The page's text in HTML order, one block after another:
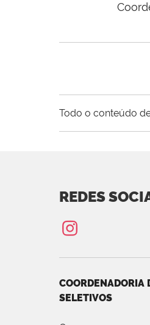
Todo o conteúdo
REDES
COORDENADORIA
SELETIVOS